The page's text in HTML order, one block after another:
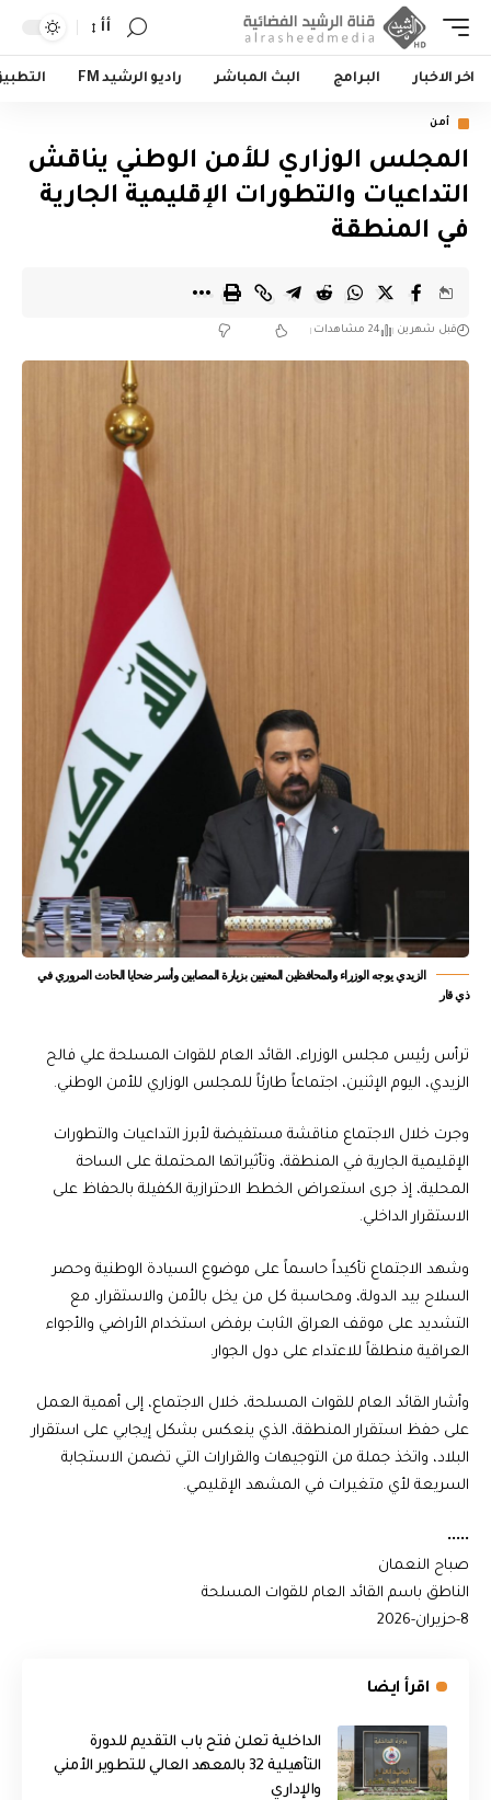
أأ
اخر الاخبار البرامج البث المباشر راديو الرشيد FM
أمن
المجلس الوزاري للأمن الوطني يناقش
التداعيات والتطورات الإقليمية الجارية
في المنطقة
قبل شهرين 24 مشاهدات
الزيدي يوجه الوزراء والمحافظين المعنيين بزيارة المصابين وأسر ضحايا الحادث المروري في
ذي قار
ترأس رئيس مجلس الوزراء، القائد العام للقوات المسلحة علي فالح
الزيدي، اليوم الإثنين، اجتماعاً طارئاً للمجلس الوزاري للأمن الوطني.
​وجرت خلال الاجتماع مناقشة مستفيضة لأبرز التداعيات والتطورات
الإقليمية الجارية في المنطقة، وتأثيراتها المحتملة على الساحة
المحلية، إذ جرى استعراض الخطط الاحترازية الكفيلة بالحفاظ على
الاستقرار الداخلي.
وشهد الاجتماع تأكيداً حاسماً على موضوع السيادة الوطنية وحصر
السلاح بيد الدولة، ومحاسبة كل من يخل بالأمن والاستقرار، مع
التشديد على موقف العراق الثابت برفض استخدام الأراضي والأجواء
العراقية منطلقاً للاعتداء على دول الجوار.
​وأشار القائد العام للقوات المسلحة، خلال الاجتماع، إلى أهمية العمل
على حفظ استقرار المنطقة، الذي ينعكس بشكل إيجابي على استقرار
البلاد، واتخذ جملة من التوجيهات والقرارات التي تضمن الاستجابة
السريعة لأي متغيرات في المشهد الإقليمي.
​•••••
صباح النعمان
الناطق باسم القائد العام للقوات المسلحة
8-حزيران-2026
اقرأ ايضا
الداخلية تعلن فتح باب التقديم للدورة
التأهيلية 32 بالمعهد العالي للتطوير الأمني
والإداري